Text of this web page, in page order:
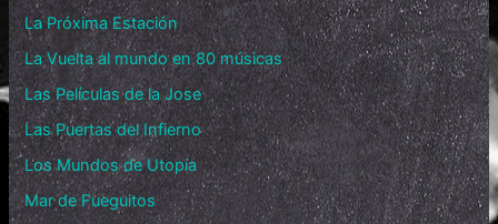
La Próxima Estación
La Vuelta al mundo en 80 músicas
Las Películas de la Jose
Las Puertas del Infierno
Los Mundos de Utopía
Mar de Fueguitos